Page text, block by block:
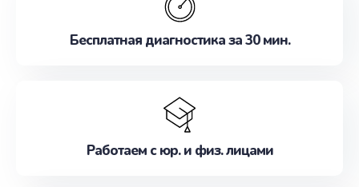
Бесплатная диагностика за 30 мин.
Работаем с юр. и физ. лицами